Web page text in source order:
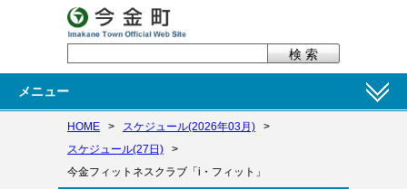
メニュー
HOME > スケジュール(2026年03月)
>
スケジュール(27日)
>
今金フィットネスクラブ「i・フィット」